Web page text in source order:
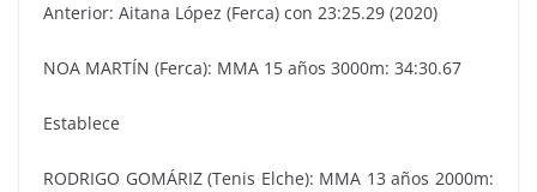
Anterior: Aitana López (Ferca) con 23:25.29 (2020)
NOA MARTÍN (Ferca): MMA 15 años 3000m: 34:30.67
Establece
RODRIGO GOMÁRIZ (Tenis Elche): MMA 13 años 2000m: